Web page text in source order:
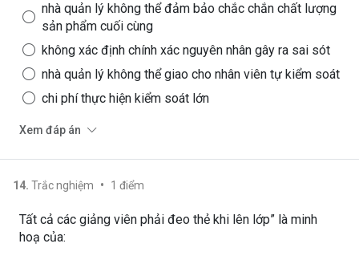
nhà quản lý không thể đảm bảo chắc chắn chất lượng
sản phẩm cuối cùng
không xác định chính xác nguyên nhân gây ra sai sót
nhà quản lý không thể giao cho nhân viên tự kiểm soát
chi phí thực hiện kiểm soát lớn
Xem đáp án
14. Trắc nghiệm • 1 điểm
Tất cả các giảng viên phải đeo thẻ khi lên lớp” là minh
hoạ của: